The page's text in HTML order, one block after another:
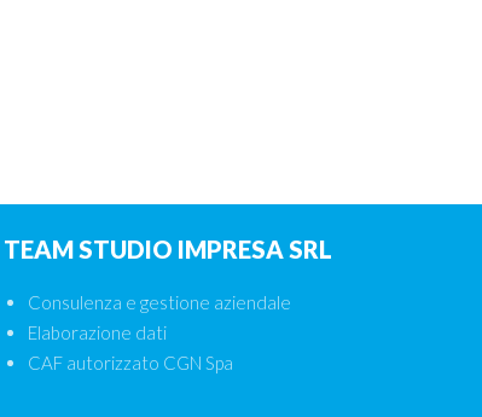
TEAM STUDIO IMPRESA SRL
Consulenza e gestione aziendale
Elaborazione dati
CAF autorizzato CGN Spa